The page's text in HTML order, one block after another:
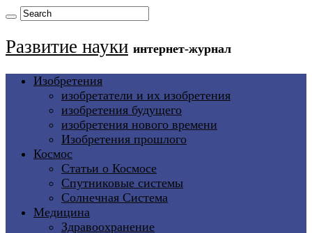
Развитие науки интернет-журнал
Изобретения
изобретатели и их изобретения
изобретения будущего
изобретения нового времени
Изобретения прошлого
Космос
Статьи о Космосе
Спутниковые системы
Солнечная Система
Медицина
Здравоохранение